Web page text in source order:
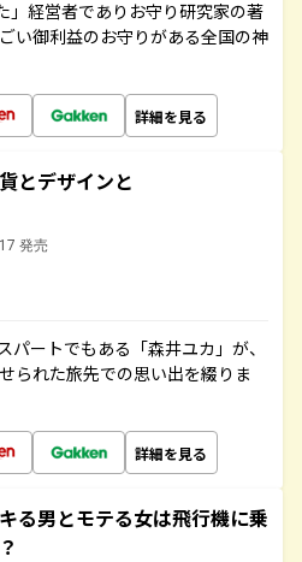
」経営者でありお守り研究家の著
い御利益のお守りがある全国の神
詳細を見る
とデザインと
発売
パートでもある「森井ユカ」が、
られた旅先での思い出を綴りま
詳細を見る
る男とモテる女は飛行機に乗